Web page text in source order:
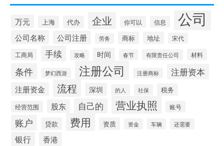
万元 上海 代办 企业 你可以 信息 公司
公司名称 公司注册 劳务 商标 地址 宋代
工商局 手续 攻略 时间 春节 有限责任公司 材料
条件 梦幻西游 注册公司 注册商标 注册资本
注册资金 流程 深圳 的人 社保 税务
经营范围 股东 自己的 营业执照 账号
账户 贷款 费用 资质 资金 车辆 还需要
银行 香港